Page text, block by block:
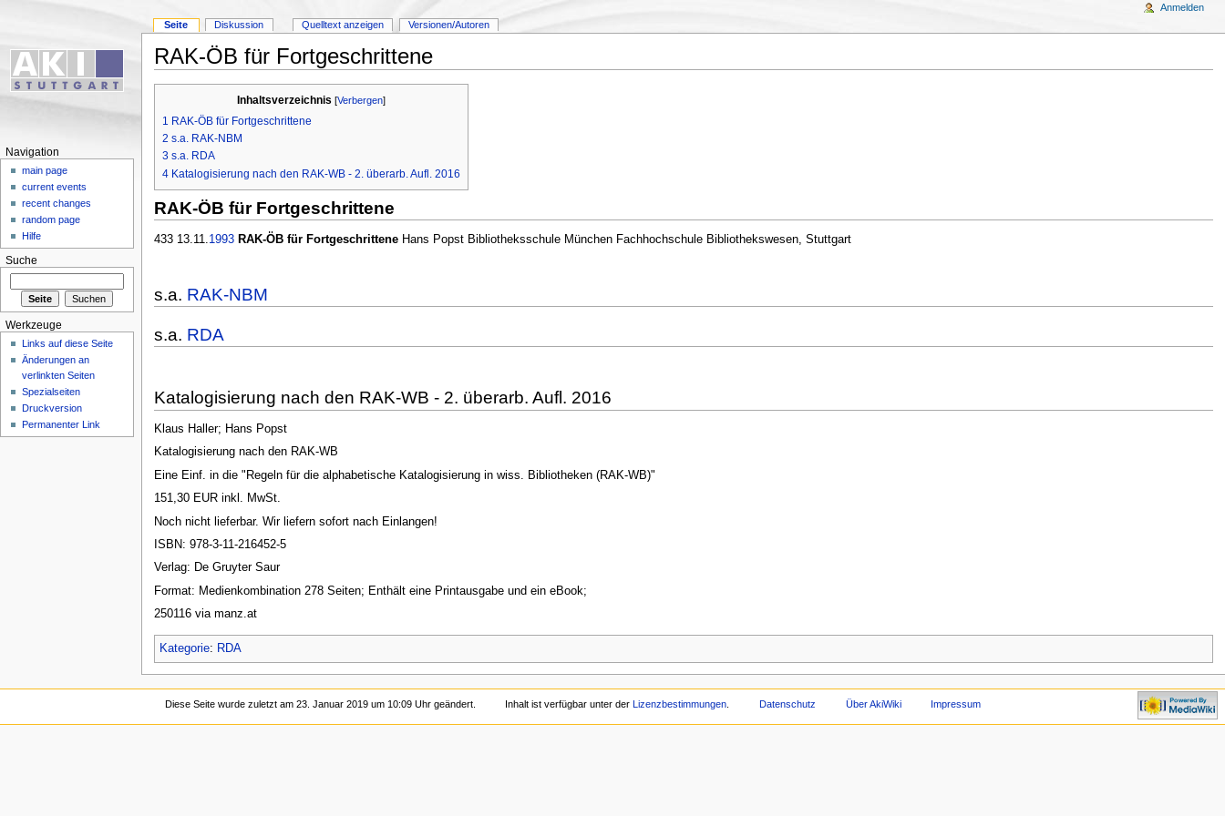
RAK-ÖB für Fortgeschrittene
Inhaltsverzeichnis [Verbergen]
1 RAK-ÖB für Fortgeschrittene
2 s.a. RAK-NBM
3 s.a. RDA
4 Katalogisierung nach den RAK-WB - 2. überarb. Aufl. 2016
RAK-ÖB für Fortgeschrittene
433 13.11. 1993 RAK-ÖB für FortgeschritteneHans Popst Bibliotheksschule München Fachhochschule Bibliothekswesen, Stuttgart
s.a. RAK-NBM
s.a. RDA
Katalogisierung nach den RAK-WB - 2. überarb. Aufl. 2016
Klaus Haller; Hans Popst
Katalogisierung nach den RAK-WB
Eine Einf. in die "Regeln für die alphabetische Katalogisierung in wiss. Bibliotheken (RAK-WB)"
151,30 EUR inkl. MwSt.
Noch nicht lieferbar. Wir liefern sofort nach Einlangen!
ISBN: 978-3-11-216452-5
Verlag: De Gruyter Saur
Format: Medienkombination 278 Seiten; Enthält eine Printausgabe und ein eBook;
250116 via manz.at
Kategorie: RDA
Seite Diskussion Quelltext anzeigen Versionen/Autoren
Anmelden
Navigation
main page
current events
recent changes
random page
Hilfe
Suche
Werkzeuge
Links auf diese Seite
Änderungen an
verlinkten Seiten
Spezialseiten
Druckversion
Permanenter Link
Diese Seite wurde zuletzt am 23. Januar 2019 um 10:09 Uhr geändert. Inhalt ist verfügbar unter derLizenzbestimmungen Datenschutz Über AkiWiki Impressum